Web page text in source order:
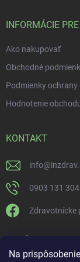
Na
INFORMÁCIE
Ako nakupovať
Obchodné
Podmienky
Hodnotenie
KONTAKT
info@
0903 131 304
Zdravotnícke